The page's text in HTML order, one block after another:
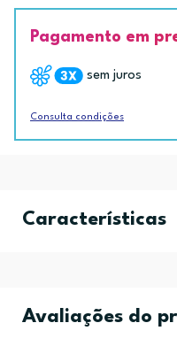
Pagamento em
sem juros
Consulta condições
Características
Avaliações do